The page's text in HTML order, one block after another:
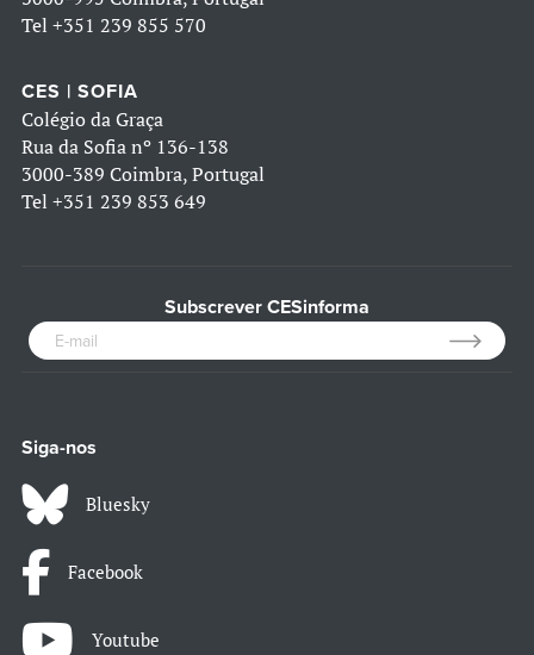
Tel +351 239 855 570
CES | SOFIA
Colégio da Graça
Rua da Sofia nº 136-138
3000-389 Coimbra, Portugal
Tel +351 239 853 649
Subscrever CESinforma
Siga-nos
Bluesky
Facebook
Youtube